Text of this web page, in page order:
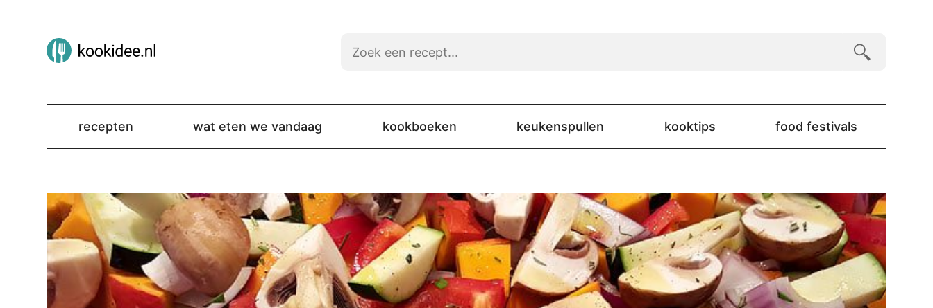
recepten wat eten we vandaag kookboeken keukenspullen kooktips food festivals